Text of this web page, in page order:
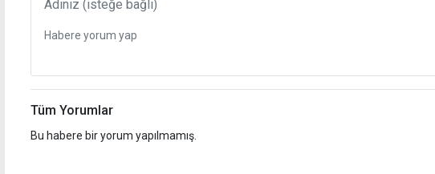
Tüm Yorumlar
Bu habere bir yorum yapılmamış.